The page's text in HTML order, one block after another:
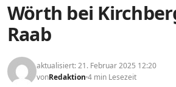
Wörth bei
Raab
aktualisiert: 21. Februar 2025 12:20
vonRedaktion 4 min Lesezeit